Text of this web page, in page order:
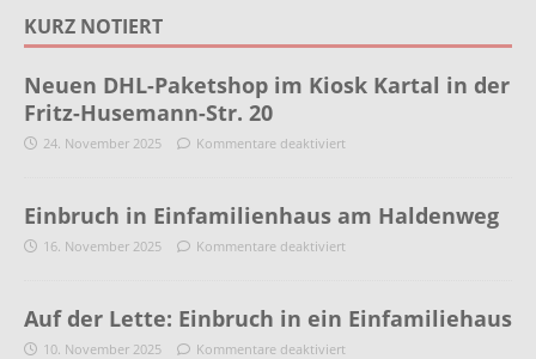
KURZ NOTIERT
Neuen DHL-Paketshop im Kiosk Kartal in der
Fritz-Husemann-Str. 20
24. November 2025 Kommentare deaktiviert
Einbruch in Einfamilienhaus am Haldenweg
16. November 2025 Kommentare deaktiviert
Auf der Lette: Einbruch in ein Einfamiliehaus
10. November 2025 Kommentare deaktiviert